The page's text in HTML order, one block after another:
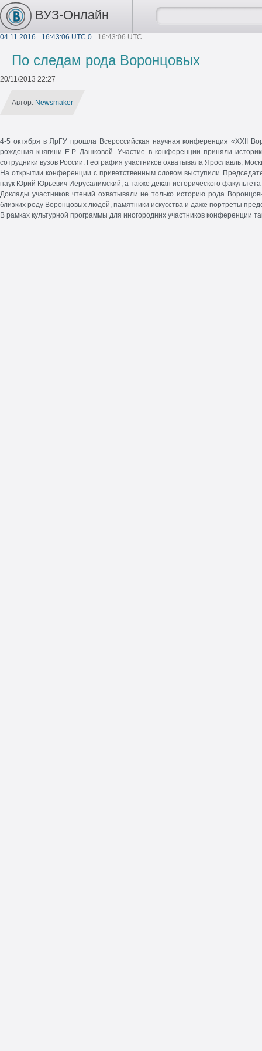
ВУЗ-Онлайн
04.11.2016 16:43:06 UTC 0 16:43:06 UTC
По следам рода Воронцовых
20/11/2013 22:27
Автор: Newsmaker
4-5 октября в ЯрГУ прошла Всероссийская научная конференция «XXII
рождения княгини Е.Р. Дашковой. Участие в конференции приняли
сотрудники вузов России. География участников охватывала Ярославль,
На открытии конференции с приветственным словом выступили
наук Юрий Юрьевич Иерусалимский, а также декан исторического
Доклады участников чтений охватывали не только историю рода
близких роду Воронцовых людей, памятники искусства и даже портреты
В рамках культурной программы для иногородних участников конференции